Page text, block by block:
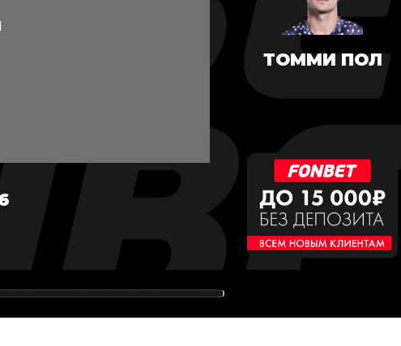
ТОММИ ПОЛ